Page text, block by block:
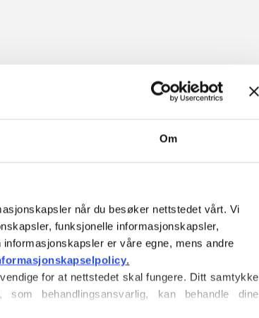
Om
når du besøker nettstedet vårt. Vi
funksjonelle informasjonskapsler,
er våre egne, mens andre
.
for at nettstedet skal fungere. Ditt samtykke
behandlingsansvarlig, kan behandle dine